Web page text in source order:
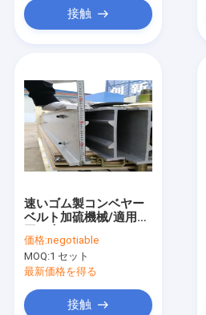
接触
速いゴム製コンベヤー
ベルト加硫機械/適用範
ルトひもで締める機械
価格:negotiable
MOQ:1 セット
最新価格を得る
接触